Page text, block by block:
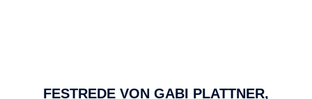
FESTREDE VON GABI PLATTNER,